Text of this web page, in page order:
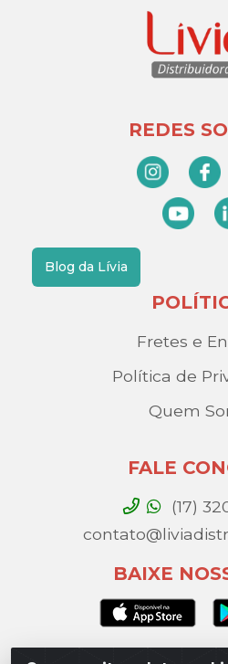
REDES
Blog da Lívia
Fretes e
Política de
Quem
FALE
(17)
BAIXE